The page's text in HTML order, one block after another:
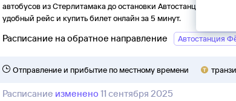
автобусов изСтерлитамака доостановки Автостанция
удобный рейс и купить билет онлайн за 5 минут.
Расписание на обратное направление Автостанция
Отправление и прибытие по местному времени
Расписание изменено 11 сентября 2025